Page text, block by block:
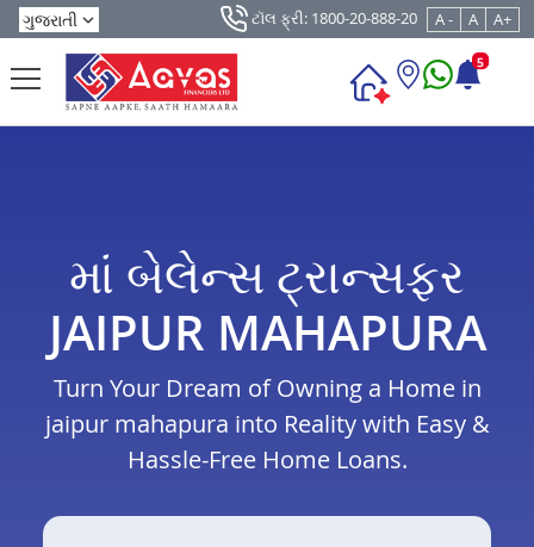
ટૉલ ફ્રી: 1800-20-888-20 A - A A+
5
માં બેલેન્સ ટ્રાન્સફર
JAIPUR MAHAPURA
Turn Your Dream of Owning a Home in
jaipur mahapura into Reality with Easy &
Hassle-Free Home Loans.